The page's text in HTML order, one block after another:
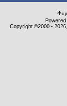
Copyright ©2000 -